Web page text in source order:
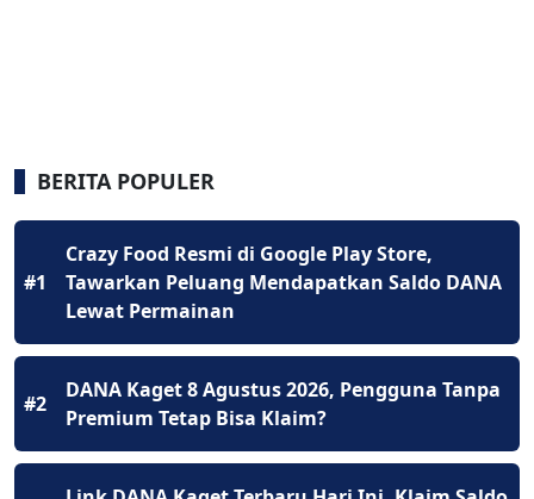
BERITA POPULER
#1
Crazy Food Resmi di Google Play Store,
Tawarkan Peluang Mendapatkan Saldo DANA
Lewat Permainan
#2
DANA Kaget 8 Agustus 2026, Pengguna Tanpa
Premium Tetap Bisa Klaim?